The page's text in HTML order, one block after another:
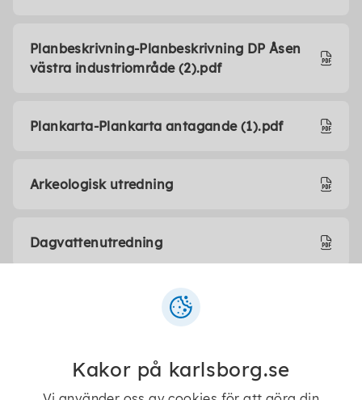
Planbeskrivning-Planbeskrivning DP Åsen
västra industriområde (2).pdf
Plankarta-Plankarta antagande (1).pdf
Arkeologisk utredning
Dagvattenutredning
Geoteknisk undersökning
Naturvärdesinventering
Kakor på karlsborg.se